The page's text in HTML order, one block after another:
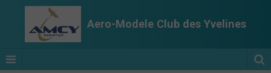
Aero-Modele Club des Yvelines